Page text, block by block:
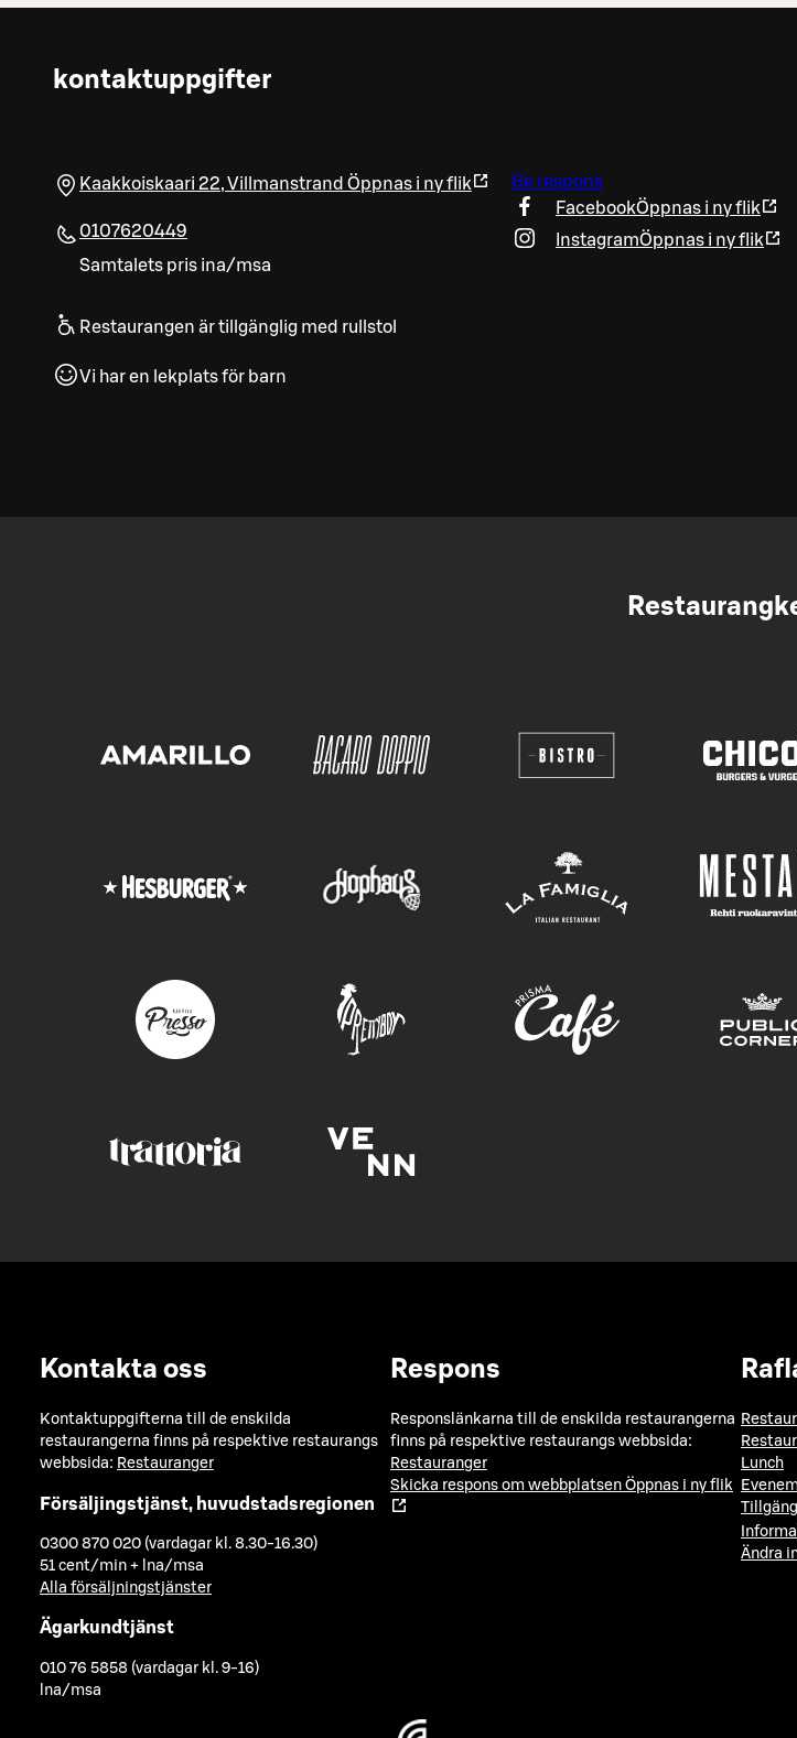
kontaktuppgifter
Kaakkoiskaari 22,Villmanstrand Öppnas i ny flik
0107620449
Samtalets pris ina/msa
Restaurangen är tillgänglig med rullstol
Vi har en lekplats för barn
Ge respons
FacebookÖppnas i ny flik
InstagramÖppnas i ny flik
Kontakta oss
Kontaktuppgifterna till de enskilda
restaurangerna finns på respektive restaurangs
webbsida: Restauranger
Försäljingstjänst, huvudstadsregionen
0300 870 020 (vardagar kl. 8.30-16.30)
51 cent/min + lna/msa
Alla försäljningstjänster
Ägarkundtjänst
010 76 5858 (vardagar kl. 9-16)
lna/msa
Respons
Responslänkarna till de enskilda restaurangerna
finns på respektive restaurangs webbsida:
Restauranger
Skicka respons om webbplatsen Öppnas i ny flik
Lunch
Ändra